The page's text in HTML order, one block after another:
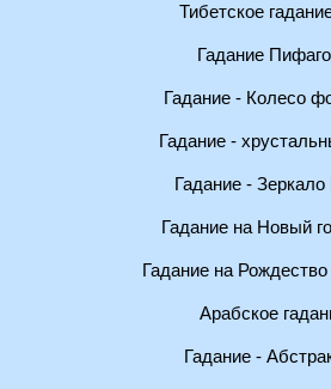
Тибетское
Гадание
Гадание - Колесо
Гадание -
Гадание -
Гадание на Новый
Гадание на
Арабское
Гадание -